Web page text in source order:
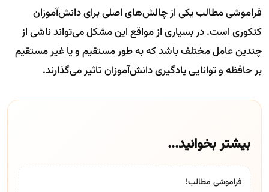
فراموشی مطالب یکی از چالش‌های اصلی برای دانش‌آموزان
کنکوری است. در بسیاری از مواقع این مشکل می‌تواند ناشی از
چندین عامل مختلف باشد که به طور مستقیم و یا غیر مستقیم
بر حافظه و توانایی یادگیری دانش‌آموزان تاثیر می‌گذارند.
بیشتر بخوانید...
فراموشی مطالب!